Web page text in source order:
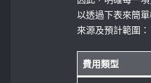
以透過下表來簡
來源及預計範圍：
費用類型